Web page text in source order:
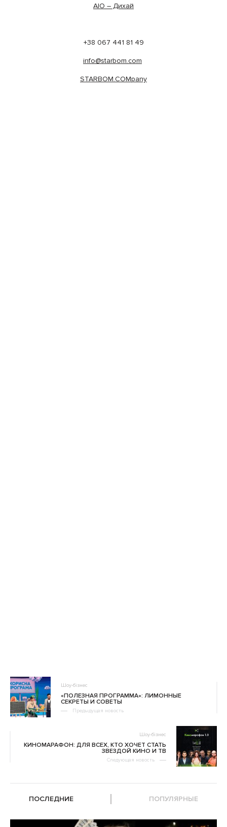
AIO – Дихай
+38 067 441 81 49
info@starbom.com
STARBOM.COMpany
Шоу-бізнес
«ПОЛЕЗНАЯ ПРОГРАММА»: ЛИМОННЫЕ
СЕКРЕТЫ И СОВЕТЫ
Предыдущая новость
Шоу-бізнес
КИНОМАРАФОН: ДЛЯ ВСЕХ, КТО ХОЧЕТ СТАТЬ
ЗВЕЗДОЙ КИНО И ТВ
Следующая новость
ПОСЛЕДНИЕ ПОПУЛЯРНЫЕ